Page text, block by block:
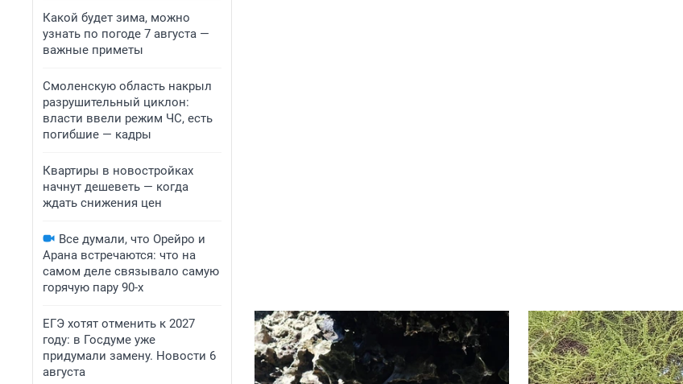
Какой будет зима, можно
узнать по погоде 7 августа —
важные приметы
Смоленскую область накрыл
разрушительный циклон:
власти ввели режим ЧС, есть
погибшие — кадры
Квартиры в новостройках
начнут дешеветь — когда
ждать снижения цен
Все думали, что Орейро и
Арана встречаются: что на
самом деле связывало самую
горячую пару 90-х
ЕГЭ хотят отменить к 2027
году: в Госдуме уже
придумали замену. Новости 6
августа